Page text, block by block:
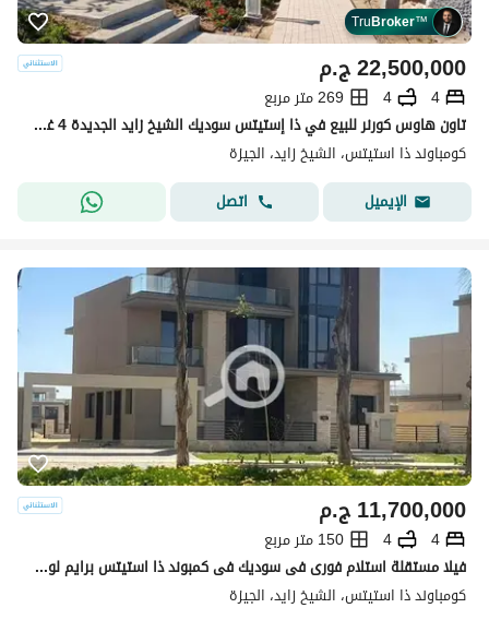
TruBroker™
ج.م22,500,000
4
4
269 متر مربع
تاون هاوس كورنر للبيع في ذا إستيتس سوديك الشيخ زايد الجديدة 4 غرف نوم 391 متر أرض بسعر مميز
كومباوند ذا استيتس، الشيخ زايد، الجيزة
الإيميل
اتصل
ج.م11,700,000
4
4
150 متر مربع
فيلا مستقلة استلام فورى فى سوديك فى كمبوند ذا استيتس برايم لوكيشن وبالقرب من بيفرلى هيلز الشيخ زايد مساحة المبانى 314 م الارض 640 م الروف 75م
كومباوند ذا استيتس، الشيخ زايد، الجيزة